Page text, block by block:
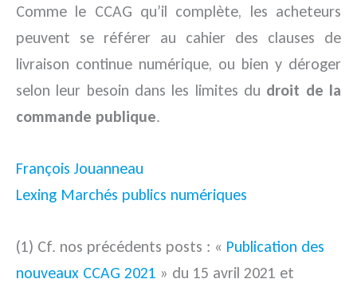
Comme le CCAG qu’il complète, les acheteurs
peuvent se référer au cahier des clauses de
livraison continue numérique, ou bien y déroger
selon leur besoin dans les limites du droit de la
commande publique.
François Jouanneau
Lexing Marchés publics numériques
(1) Cf. nos précédents posts : « Publication des
nouveaux CCAG 2021 » du 15 avril 2021 et